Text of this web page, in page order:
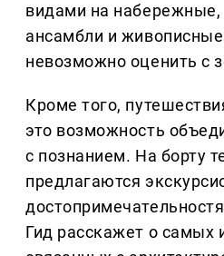
видами на набережные,
ансамбли и
невозможно оценить с
Кроме того,
это возможность
с познанием. На борту
предлагаются
Гид расскажет о самых